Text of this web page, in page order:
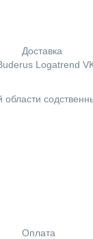
Доставка
Logatrend
области
Оплата